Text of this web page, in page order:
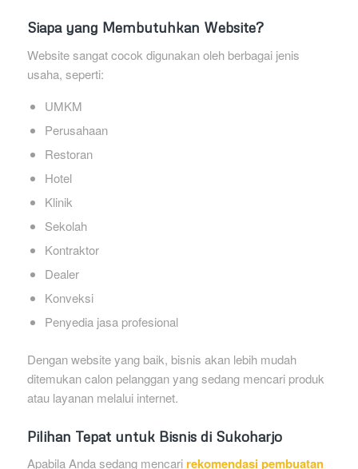
Siapa yang Membutuhkan Website?
Website sangat cocok digunakan oleh berbagai jenis
usaha, seperti:
UMKM
Perusahaan
Restoran
Hotel
Klinik
Sekolah
Kontraktor
Dealer
Konveksi
Penyedia jasa profesional
Dengan website yang baik, bisnis akan lebih mudah
ditemukan calon pelanggan yang sedang mencari produk
atau layanan melalui internet.
Pilihan Tepat untuk Bisnis di Sukoharjo
Apabila Anda sedang mencari rekomendasi pembuatan